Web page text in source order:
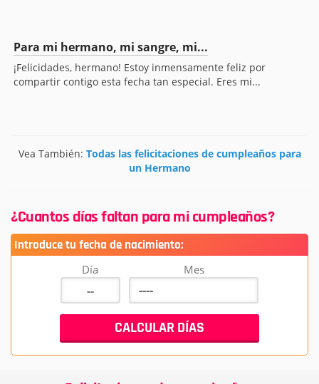
Para mi hermano, mi sangre, mi...
¡Felicidades, hermano! Estoy inmensamente feliz por
compartir contigo esta fecha tan especial. Eres mi...
Vea También: Todas las felicitaciones de cumpleaños para
un Hermano
¿Cuantos días faltan para mi cumpleaños?
Introduce tu fecha de nacimiento:
Día Mes